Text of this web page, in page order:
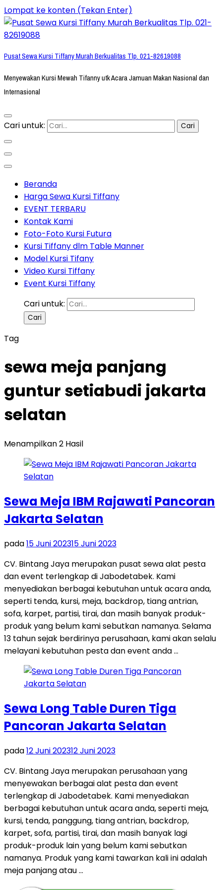
Lompat ke konten (Tekan Enter)
Pusat Sewa Kursi Tiffany Murah Berkualitas Tlp. 021-82619088
Menyewakan Kursi Mewah Tifanny utk Acara Jamuan Makan Nasional dan
Internasional
Cari untuk:
Beranda
Harga Sewa Kursi Tiffany
EVENT TERBARU
Kontak Kami
Foto-Foto Kursi Futura
Kursi Tiffany dlm Table Manner
Model Kursi Tifany
Video Kursi Tiffany
Event Kursi Tiffany
Cari untuk:
Tag
sewa meja panjang
guntur setiabudi jakarta
selatan
Menampilkan 2 Hasil
Sewa Meja IBM Rajawati Pancoran
Jakarta Selatan
pada15 Juni 202315 Juni 2023
CV. Bintang Jaya merupakan pusat sewa alat pesta
dan event terlengkap di Jabodetabek. Kami
menyediakan berbagai kebutuhan untuk acara anda,
seperti tenda, kursi, meja, backdrop, tiang antrian,
sofa, karpet, partisi, tirai, dan masih banyak produk-
produk yang belum kami sebutkan namanya. Selama
13 tahun sejak berdirinya perusahaan, kami akan selalu
melayani kebutuhan pesta dan event anda …
Sewa Long Table Duren Tiga
Pancoran Jakarta Selatan
pada12 Juni 202312 Juni 2023
CV. Bintang Jaya merupakan perusahaan yang
menyewakan berbagai alat pesta dan event
terlengkap di Jabodetabek. Kami menyediakan
berbagai kebutuhan untuk acara anda, seperti meja,
kursi, tenda, panggung, tiang antrian, backdrop,
karpet, sofa, partisi, tirai, dan masih banyak lagi
produk-produk lain yang belum kami sebutkan
namanya. Produk yang kami tawarkan kali ini adalah
meja panjang atau …